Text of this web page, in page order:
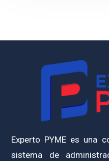
Experto PYME es una
sistema de